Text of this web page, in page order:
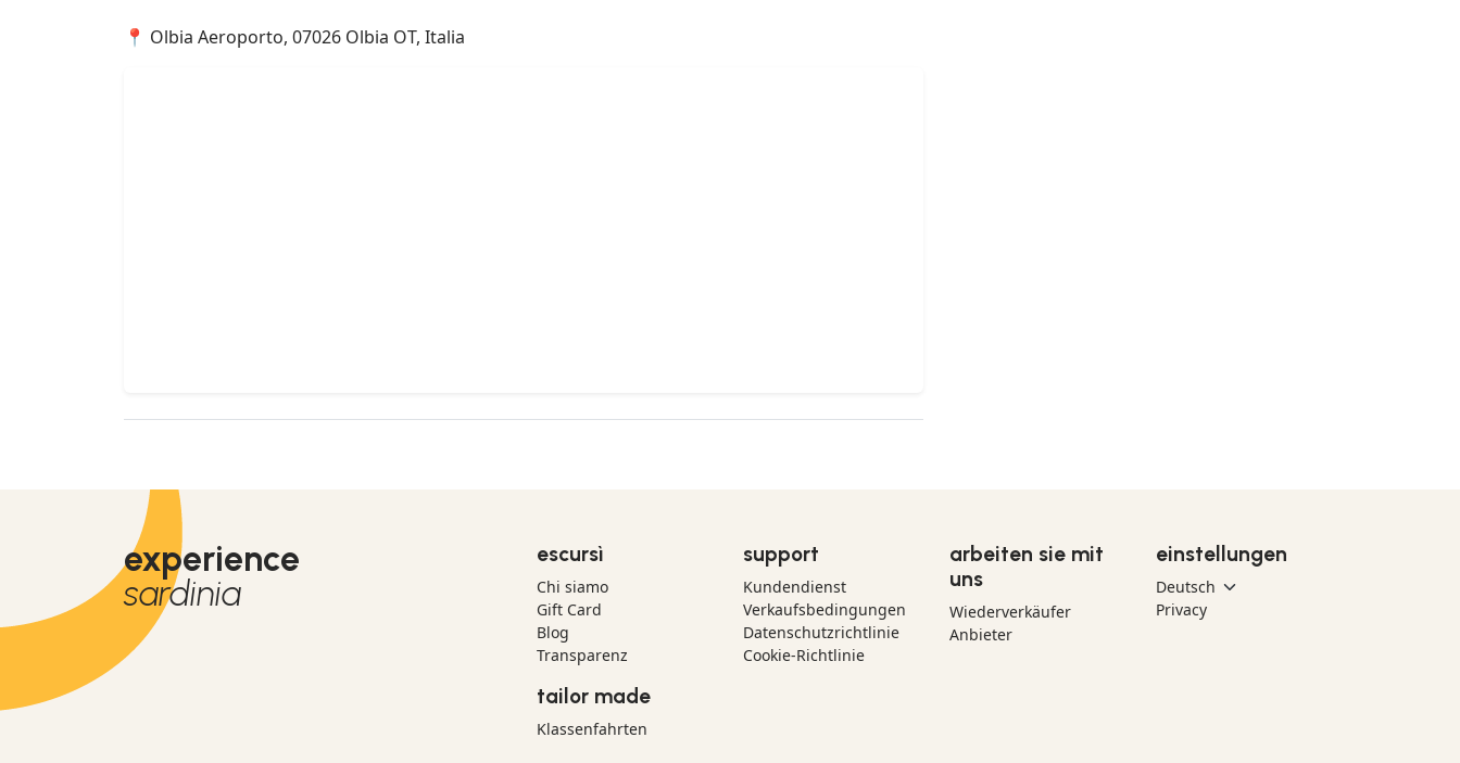
📍 Olbia Aeroporto, 07026 Olbia OT, Italia
experience
sardinia
escursì
Chi siamo
Gift Card
Blog
Transparenz
tailor made
Klassenfahrten
support
Kundendienst
Verkaufsbedingungen
Datenschutzrichtlinie
Cookie-Richtlinie
arbeiten sie mit
uns
Wiederverkäufer
Anbieter
einstellungen
Privacy